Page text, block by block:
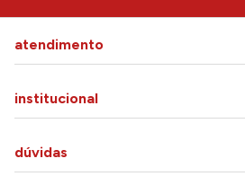
atendimento
institucional
dúvidas